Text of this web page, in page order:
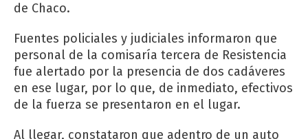
de Chaco.
Fuentes policiales y judiciales informaron que
personal de la comisaría tercera de Resistencia
fue alertado por la presencia de dos cadáveres
en ese lugar, por lo que, de inmediato, efectivos
de la fuerza se presentaron en el lugar.
Al llegar, constataron que adentro de un auto